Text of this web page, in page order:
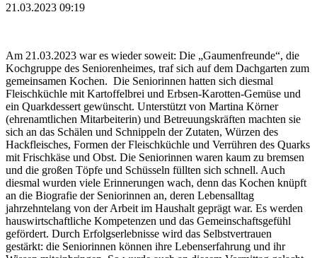
21.03.2023 09:19
Am 21.03.2023 war es wieder soweit: Die „Gaumenfreunde“, die
Kochgruppe des Seniorenheimes, traf sich auf dem Dachgarten zum
gemeinsamen Kochen. Die Seniorinnen hatten sich diesmal
Fleischküchle mit Kartoffelbrei und Erbsen-Karotten-Gemüse und
ein Quarkdessert gewünscht. Unterstützt von Martina Körner
(ehrenamtlichen Mitarbeiterin) und Betreuungskräften machten sie
sich an das Schälen und Schnippeln der Zutaten, Würzen des
Hackfleisches, Formen der Fleischküchle und Verrühren des Quarks
mit Frischkäse und Obst. Die Seniorinnen waren kaum zu bremsen
und die großen Töpfe und Schüsseln füllten sich schnell. Auch
diesmal wurden viele Erinnerungen wach, denn das Kochen knüpft
an die Biografie der Seniorinnen an, deren Lebensalltag
jahrzehntelang von der Arbeit im Haushalt geprägt war. Es werden
hauswirtschaftliche Kompetenzen und das Gemeinschaftsgefühl
gefördert. Durch Erfolgserlebnisse wird das Selbstvertrauen
gestärkt: die Seniorinnen können ihre Lebenserfahrung und ihr